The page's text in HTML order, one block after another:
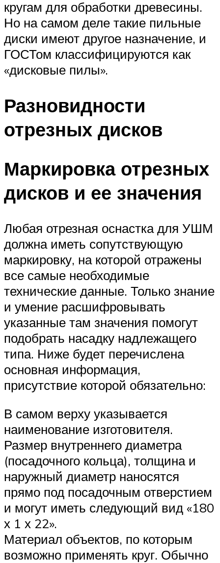
кругам для обработки древесины.
Но на самом деле такие пильные
диски имеют другое назначение, и
ГОСТом классифицируются как
«дисковые пилы».
Разновидности
отрезных дисков
Маркировка отрезных
дисков и ее значения
Любая отрезная оснастка для УШМ
должна иметь сопутствующую
маркировку, на которой отражены
все самые необходимые
технические данные. Только знание
и умение расшифровывать
указанные там значения помогут
подобрать насадку надлежащего
типа. Ниже будет перечислена
основная информация,
присутствие которой обязательно:
В самом верху указывается
наименование изготовителя.
Размер внутреннего диаметра
(посадочного кольца), толщина и
наружный диаметр наносятся
прямо под посадочным отверстием
и могут иметь следующий вид «180
х 1 х 22».
Материал объектов, по которым
возможно применять круг. Обычно